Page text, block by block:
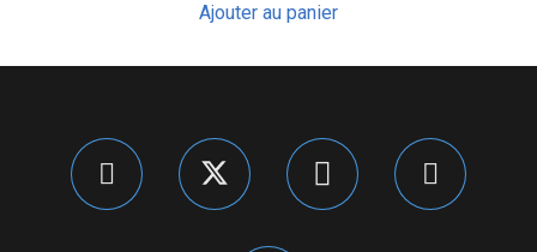
Ajouter au panier